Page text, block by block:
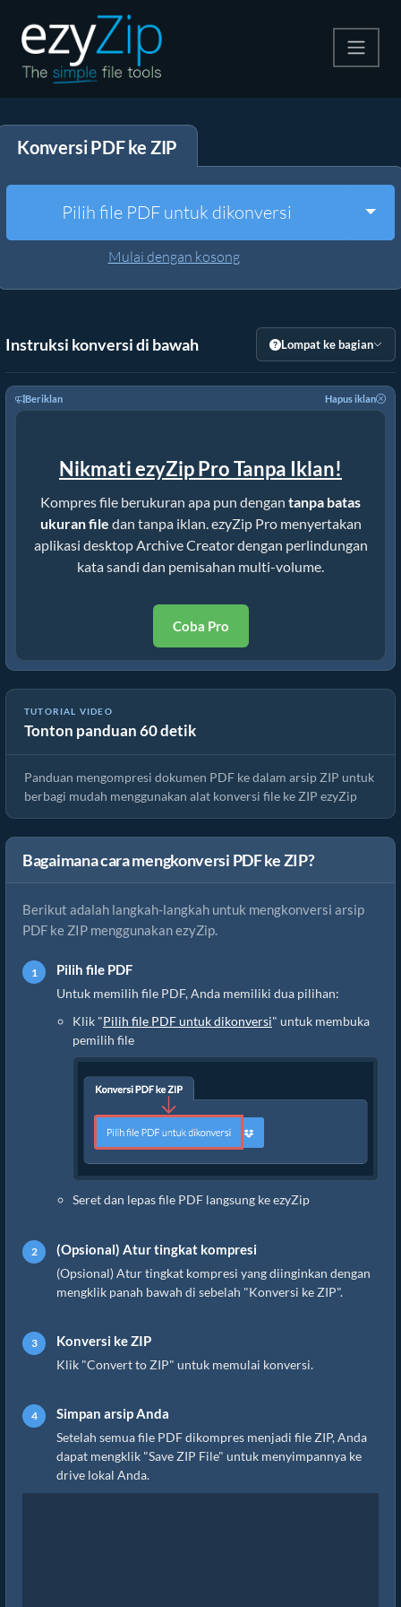
Ekstrak
Alat Lainnya
Konversi PDF ke ZIP
Pilih file PDF untuk dikonversi
Mulai dengan kosong
Instruksi konversi di bawah Lompat ke bagian
Beriklan Hapus iklan
Nikmati ezyZip Pro Tanpa Iklan!
Kompres file berukuran apa pun dengan tanpa batas
ukuran file dan tanpa iklan. ezyZip Pro menyertakan
aplikasi desktop Archive Creator dengan perlindungan
kata sandi dan pemisahan multi-volume.
Coba Pro
TUTORIAL VIDEO
Tonton panduan 60 detik
Cara Mengonversi PDF ke ZIP
Panduan mengompresi dokumen PDF ke dalam arsip ZIP untuk
berbagi mudah menggunakan alat konversi file ke ZIP ezyZip
Bagaimana cara mengkonversi PDF ke ZIP?
Berikut adalah langkah-langkah untuk mengkonversi arsip
PDF ke ZIP menggunakan ezyZip.
Pilih file PDF
Untuk memilih file PDF, Anda memiliki dua pilihan:
Klik "Pilih file PDF untuk dikonversi" untuk membuka
pemilih file
Seret dan lepas file PDF langsung ke ezyZip
(Opsional) Atur tingkat kompresi
(Opsional) Atur tingkat kompresi yang diinginkan dengan
mengklik panah bawah di sebelah "Konversi ke ZIP".
Konversi ke ZIP
Klik "Convert to ZIP" untuk memulai konversi.
Simpan arsip Anda
Setelah semua file PDF dikompres menjadi file ZIP, Anda
dapat mengklik "Save ZIP File" untuk menyimpannya ke
drive lokal Anda.